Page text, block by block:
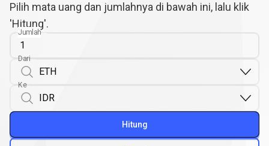
Pilih mata uang dan jumlahnya di bawah ini, lalu klik
'Hitung'.
Jumlah
Dari
Ke
Hitung